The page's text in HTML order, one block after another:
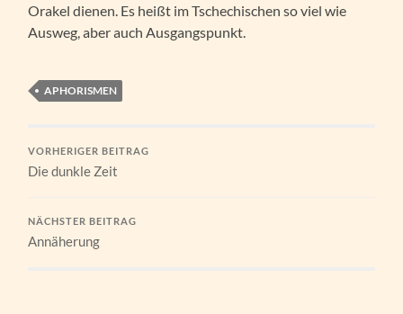
Orakel dienen. Es heißt im Tschechischen so viel wie
Ausweg, aber auch Ausgangspunkt.
APHORISMEN
VORHERIGER BEITRAG
Die dunkle Zeit
NÄCHSTER BEITRAG
Annäherung